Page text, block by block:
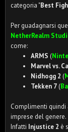
categoria "Best
Per guadagnarsi
NetherRealm
come:
ARMS (
Marvel vs.
Nidhogg 2 (
Tekken 7 (
Complimenti quindi
imprese del genere.
Infatti Injustice 2 è